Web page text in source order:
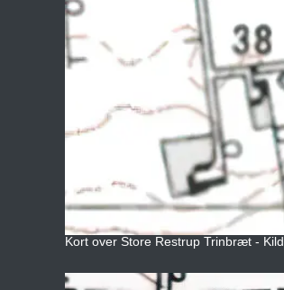
Kort over Store Restrup Trinbræt -